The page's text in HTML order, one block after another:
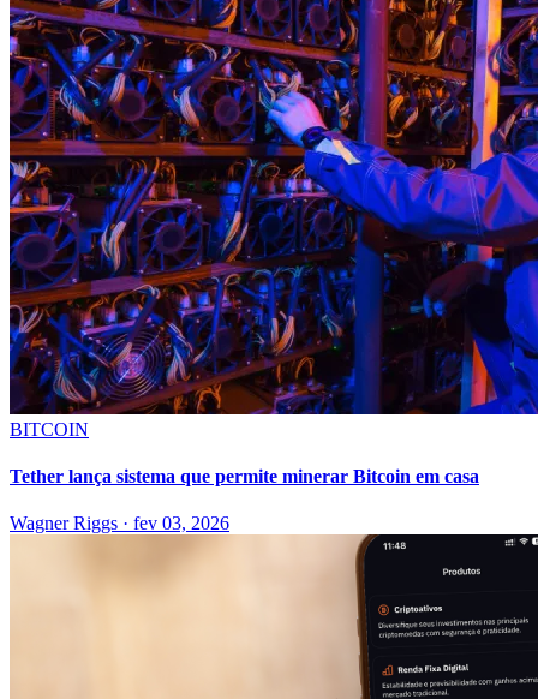
BITCOIN
Tether lança sistema que permite minerar Bitcoin em casa
Wagner Riggs · fev 03, 2026